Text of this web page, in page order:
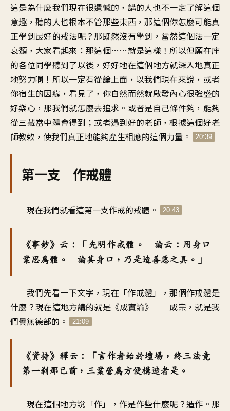
這是為什麼我們現在很遺憾的，講的人也不一定了解這個
意趣，聽的人也根本不管那些東西，那這個你怎麼可能真
正學到最好的戒法呢？那既然沒有學到，當然這個法一定
衰頹，大家看起來：那這個……就是這樣！所以但願在座
的各位同學聽到了以後，好好地在這個地方就深入地真正
地努力啊！所以一定有從論上面，以我們現在來說，或者
你宿生的因緣，看見了，你自然而然就啟發內心很強盛的
好樂心，那我們就怎麼去追求。或者是自己條件夠，能夠
從三藏當中體會得到；或者遇到好的老師，根據這個好老
師教敕，使我們真正地能夠產生相應的這個力量。
20:39
第一支 作戒體
現在我們就看這第一支作戒的戒體。 20:43
《事鈔》云：「先明作戒體。 論云：用身口
業思為體。 論其身口，乃是造善惡之具。」
我們先看一下文字，現在「作戒體」，那個作戒體是
什麼？現在這地方講的就是《成實論》──成宗，就是我
們曇無德部的。
21:09
《資持》釋云：「言作者始於壇場，終三法竟
第一剎那已前，三業營為方便構造者是。
現在這個地方說「作」，作是作些什麼呢？造作。那